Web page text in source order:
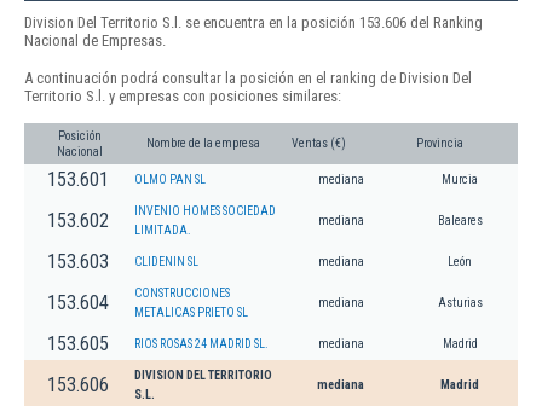
Division Del Territorio S.l. se encuentra en la posición 153.606 del Ranking
Nacional de Empresas.
A continuación podrá consultar la posición en el ranking de Division Del
Territorio S.l. y empresas con posiciones similares:
Posición
Nacional
Nombre de la empresa Ventas (€) Provincia
153.601 OLMO PAN SL mediana Murcia
153.602
INVENIO HOMES SOCIEDAD
LIMITADA.
mediana Baleares
153.603 CLIDENIN SL mediana León
153.604
CONSTRUCCIONES
METALICAS PRIETO SL
mediana Asturias
153.605 RIOS ROSAS 24 MADRID SL. mediana Madrid
153.606
DIVISION DEL TERRITORIO
S.L.
mediana Madrid